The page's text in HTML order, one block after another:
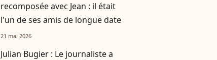
recomposée avec Jean : il était
l'un de ses amis de longue date
21 mai 2026
Julian Bugier : Le journaliste a